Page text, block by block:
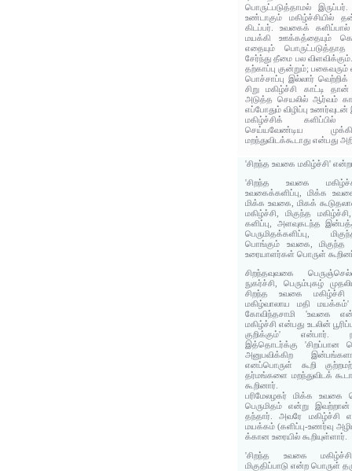
பொருட்படுத்தாமல்
உண்டாகும் மகிழ்ச்சியில்
கிடப்பர். உவகைக்
மயக்கி ஊக்கத்தையும்
எதையும்
சேர்ந்து தீமை பல
தற்காப்பு குன்றும்;
பொச்சாப்பு இல்லார் வெற்றிக்
சிறு மகிழ்ச்சி காட்டி
அடுத்த செயலில் ஆர்வம்
எப்போதும் விழிப்பு உணர்வுடன்
மகிழ்ச்சிக் களிப்பில்
செய்யவேண்டிய
மறந்துவிடக்கூடாது என்பது
'சிறந்த உவகை மகிழ்ச்சி'
'சிறந்த உவகை
உவகைக்களிப்பு, மிக்க
மிக்க உவகை, மிகக்
மகிழ்ச்சி, மிகுந்த
களிப்பு, அளவுகடந்த
பெருமிதக்களிப்பு,
பொங்கும் உவகை, மிகுந்த
உரையாளர்கள் பொருள்
சிறந்தவுவகை
நுகர்ச்சி, பெரும்புகழ்
சிறந்த உவகை
மகிழ்வாலாய மதி
கோவிந்தசாமி 'உவகை
மகிழ்ச்சி என்பது உடலின்
குறிக்கும்' என்பார்.
இத்தொடர்க்கு 'சிறப்பான
அனுபவிக்கிற
எனப்பொருள் கூறி
தர்மங்களை மறந்துவிடக்
கூறினார்.
பரிமேலழகர் மிக்க உவகை
பெருமிதம் என்று
தந்தார். அவரே மகிழ்ச்சி
மயக்கம் (களிப்பு-உணர்வு
க்கான உரையில் கூறியுள்ளார்.
'சிறந்த உவகை
மிகுதிப்பாடு என்ற பொருள்